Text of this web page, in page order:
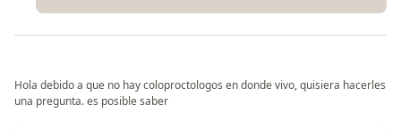
Hola debido a que no hay coloproctologos en donde vivo, quisiera hacerles
una pregunta. es posible saber